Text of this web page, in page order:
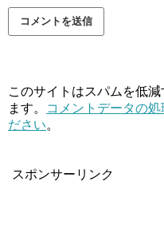
このサイトはスパムを低
ます。
コメントデータの
ださい。
スポンサーリンク